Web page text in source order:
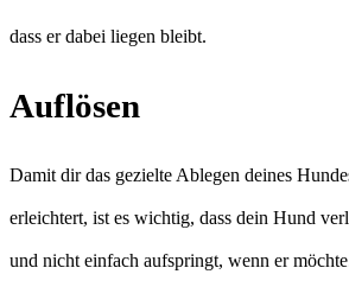
dass er dabei liegen bleibt.
Auflösen
Damit dir das gezielte Ablegen deines
erleichtert, ist es wichtig, dass dein Hund
und nicht einfach aufspringt, wenn er